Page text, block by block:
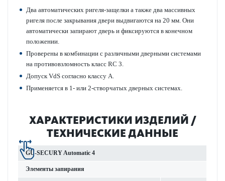
Два автоматических ригеля-защелки а также два массивных
ригеля после закрывания двери выдвигаются на 20 мм. Они
автоматически запирают дверь и фиксируются в конечном
положении.
Проверены в комбинации с различными дверными системами
на противовзломность класс RC 3.
Допуск VdS согласно классу А.
Применяется в 1- или 2-створчатых дверных системах.
ХАРАКТЕРИСТИКИ ИЗДЕЛИЙ /
ТЕХНИЧЕСКИЕ ДАННЫЕ
GU-SECURY Automatic 4
Элементы запирания